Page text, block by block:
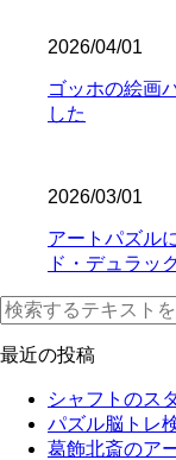
2026/04/01
ゴッホの絵画
した
2026/03/01
アートパズル
ド・デュラッ
最近の投稿
シャフトのス
パズル脳トレ
葛飾北斎のア